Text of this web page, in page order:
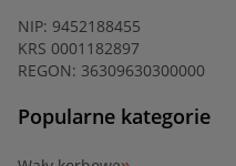
NIP: 9452188455
KRS 0001182897
REGON: 36309630300000
Popularne kategorie